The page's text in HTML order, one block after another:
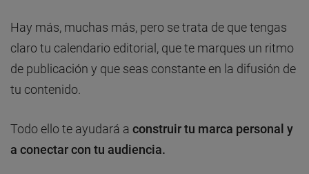
Hay más, muchas más, pero se trata de que tengas
claro tu calendario editorial, que te marques un ritmo
de publicación y que seas constante en la difusión de
tu contenido.
Todo ello te ayudará a construir tu marca personal y
a conectar con tu audiencia.